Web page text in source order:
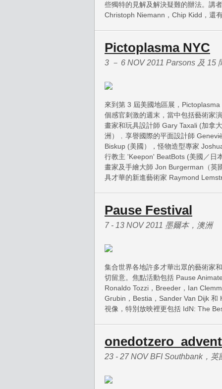
些獨特的見解及解決疑難的辦法。講
Christoph Niemann，Chip Kidd，還
Pictoplasma NYC
3 － 6 NOV 2011 Parsons 及 15
來到第 3 屆美國地區展，
個感官刺激的週末，當中包括藝術家
畫家和玩具設計師 Gary Taxali (加拿
洲）﹐享譽國際的平面設計師
Biskup (美國），怪物造型專家
行教主 'Keepon' BeatBots (美國／日
畫家及手繪大師 Jon Burgerman（英
具才華的新進藝術家 Raymond
Pause Festival
7 - 13 NOV 2011 墨爾本，澳洲
集合世界各地許多才華出眾的藝術家
切留意。焦點活動包括 Pause
Ronaldo Tozzi，Breeder，Ian
Grubin，Bestia，Sander Van Dijk
視像，特別放映裡更包括 IdN: The
23 - 27 NOV BFI Southbank，英